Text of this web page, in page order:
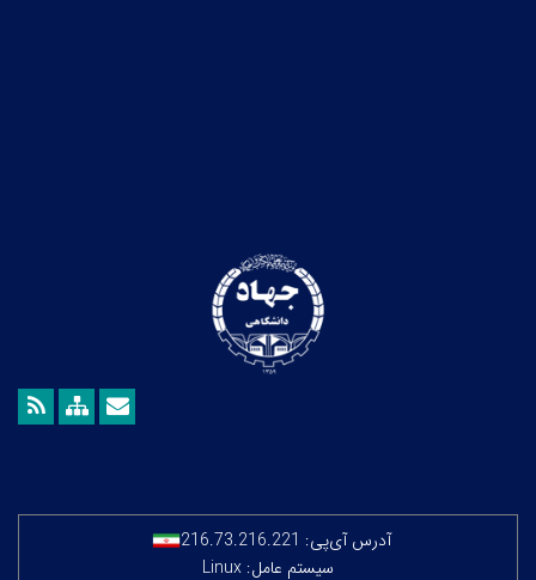
آدرس آی‌پی: 216.73.216.221
سیستم عامل: Linux